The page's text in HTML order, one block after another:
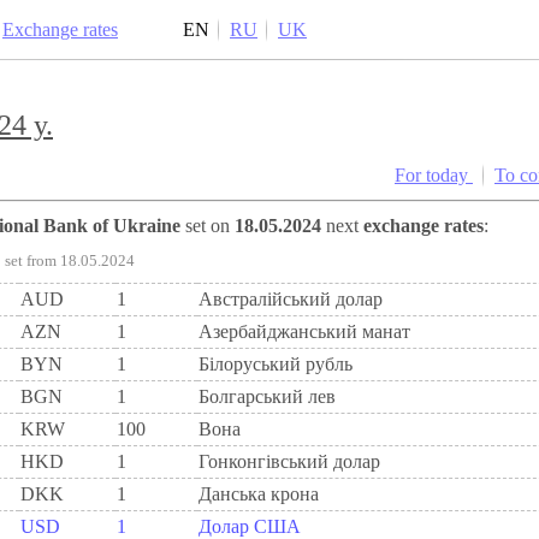
Exchange rates EN RU UK
y.
For today To
Bank of Ukraine set on 18.05.2024 next exchange rates:
set from 18.05.2024
AUD 1
Австралійський долар
AZN
1
Азербайджанський манат
BYN
1
Бiлоруський рубль
BGN
1
Болгарський лев
KRW
100
Вона
HKD
1
Гонконгівський долар
DKK
1
Данська крона
USD
1 Долар США